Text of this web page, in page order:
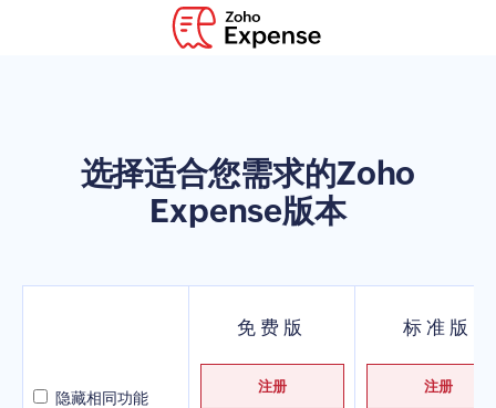
选择适合您需求的Zoho
Expense版本
隐藏相同功能
免费版
注册
标准版
注册